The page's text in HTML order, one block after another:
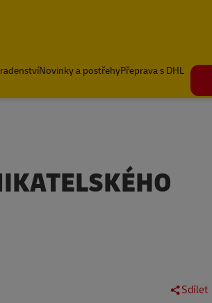
Novinky a postřehyPřeprava s DHL
Sdílet